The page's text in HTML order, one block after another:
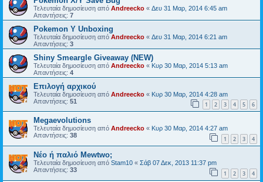
Τελευταία δημοσίευση από Andreecko « Δευ 31 Μαρ, 2014 6:45 am
Απαντήσεις: 7
Pokemon Y Unboxing
Τελευταία δημοσίευση από Andreecko « Δευ 31 Μαρ, 2014 6:21 am
Απαντήσεις: 3
Shiny Smeargle Giveaway (NEW)
Τελευταία δημοσίευση από Andreecko « Κυρ 30 Μαρ, 2014 5:13 am
Απαντήσεις: 4
Επιλογή αρχικού
Τελευταία δημοσίευση από Andreecko « Κυρ 30 Μαρ, 2014 4:28 am
Απαντήσεις: 51 1 2 3 4 5 6
Megaevolutions
Τελευταία δημοσίευση από Andreecko « Κυρ 30 Μαρ, 2014 4:27 am
Απαντήσεις: 38 1 2 3 4
Νέο ή παλιό Mewtwo;
Τελευταία δημοσίευση από Stam10 « Σάβ 07 Δεκ, 2013 11:37 pm
Απαντήσεις: 33 1 2 3 4